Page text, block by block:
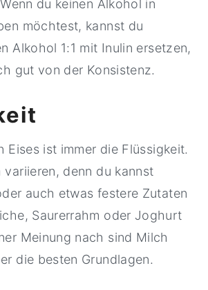
du keinen Alkohol in
möchtest, kannst du
Alkohol 1:1 mit Inulin ersetzen,
gut von der Konsistenz.
Eises ist immer die Flüssigkeit.
variieren, denn du kannst
auch etwas festere Zutaten
Saurerrahm oder Joghurt
Meinung nach sind Milch
die besten Grundlagen.